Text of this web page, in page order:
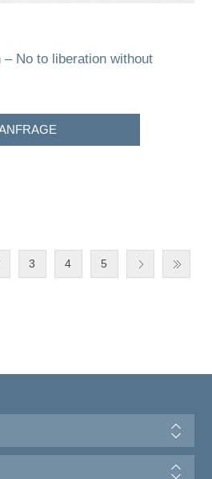
No to liberation without
3 4 5